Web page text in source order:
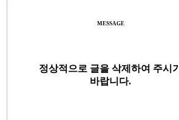
MESSAGE
정상적으로 글을 삭제하여 주시기
바랍니다.